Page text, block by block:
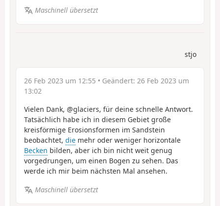
Maschinell übersetzt
stjo
26 Feb 2023 um 12:55 • Geändert: 26 Feb 2023 um
13:02
Vielen Dank, @glaciers, für deine schnelle Antwort.
Tatsächlich habe ich in diesem Gebiet große
kreisförmige Erosionsformen im Sandstein
beobachtet, die mehr oder weniger horizontale
Becken bilden, aber ich bin nicht weit genug
vorgedrungen, um einen Bogen zu sehen. Das
werde ich mir beim nächsten Mal ansehen.
Maschinell übersetzt